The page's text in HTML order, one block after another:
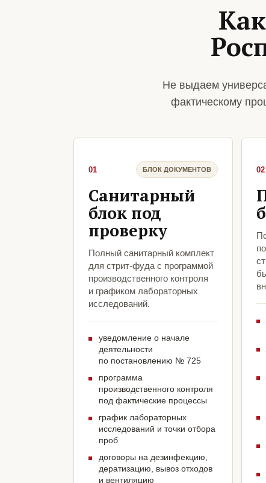
Не выдаем
фактическому
01 БЛОК ДОКУМЕНТОВ
Санитарный
блок под
проверку
Полный санитарный комплект
для стрит-фуда с программой
производственного контроля
и графиком лабораторных
исследований.
уведомление о начале
деятельности
по постановлению № 725
программа
производственного контроля
под фактические процессы
график лабораторных
исследований и точки отбора
проб
договоры на дезинфекцию,
дератизацию, вывоз отходов
и вентиляцию
02